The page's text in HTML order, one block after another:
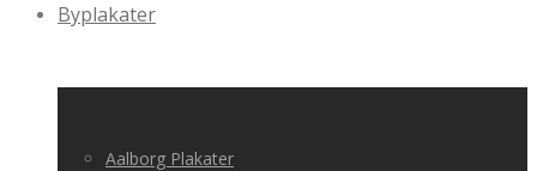
Byplakater
Aalborg Plakater